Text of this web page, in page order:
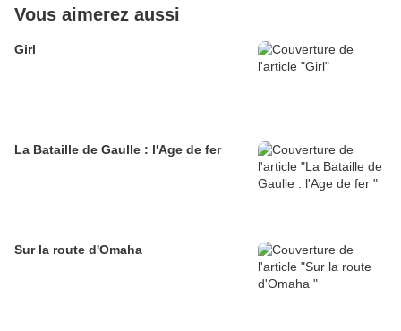
Vous aimerez aussi
Girl
La Bataille de Gaulle : l'Age de fer
Sur la route d'Omaha